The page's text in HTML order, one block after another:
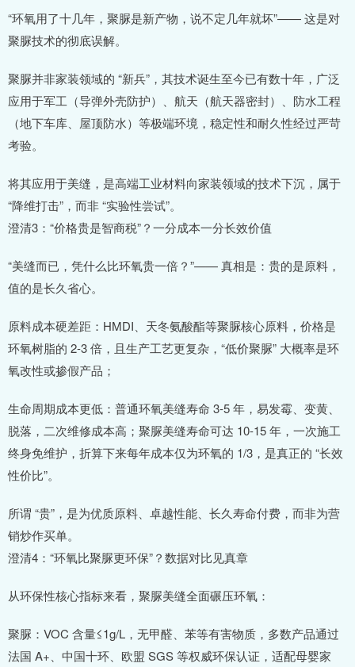
“环氧用了十几年，聚脲是新产物，说不定几年就坏”—— 这是对
聚脲技术的彻底误解。
聚脲并非家装领域的 “新兵”，其技术诞生至今已有数十年，广泛
应用于军工（导弹外壳防护）、航天（航天器密封）、防水工程
（地下车库、屋顶防水）等极端环境，稳定性和耐久性经过严苛
考验。
将其应用于美缝，是高端工业材料向家装领域的技术下沉，属于
“降维打击”，而非 “实验性尝试”。
澄清3：“价格贵是智商税”？一分成本一分长效价值
“美缝而已，凭什么比环氧贵一倍？”—— 真相是：贵的是原料，
值的是长久省心。
原料成本硬差距：HMDI、天冬氨酸酯等聚脲核心原料，价格是
环氧树脂的 2-3 倍，且生产工艺更复杂，“低价聚脲” 大概率是环
氧改性或掺假产品；
生命周期成本更低：普通环氧美缝寿命 3-5 年，易发霉、变黄、
脱落，二次维修成本高；聚脲美缝寿命可达 10-15 年，一次施工
终身免维护，折算下来每年成本仅为环氧的 1/3，是真正的 “长效
性价比”。
所谓 “贵”，是为优质原料、卓越性能、长久寿命付费，而非为营
销炒作买单。
澄清4：“环氧比聚脲更环保”？数据对比见真章
从环保性核心指标来看，聚脲美缝全面碾压环氧：
聚脲：VOC 含量≤1g/L，无甲醛、苯等有害物质，多数产品通过
法国 A+、中国十环、欧盟 SGS 等权威环保认证，适配母婴家